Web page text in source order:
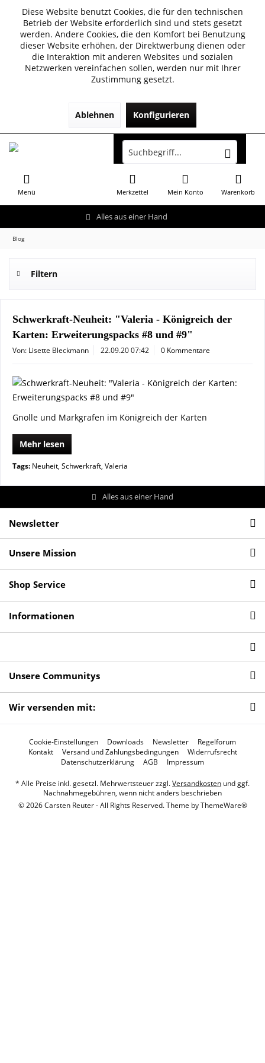
Diese Website benutzt Cookies, die für den technischen
Betrieb der Website erforderlich sind und stets gesetzt
werden. Andere Cookies, die den Komfort bei Benutzung
dieser Website erhöhen, der Direktwerbung dienen oder
die Interaktion mit anderen Websites und sozialen
Netzwerken vereinfachen sollen, werden nur mit Ihrer
Zustimmung gesetzt.
Ablehnen Konfigurieren
Alles aus einer Hand
Menü Warenkorb
Merkzettel Mein Konto
Blog
Filtern
Schwerkraft-Neuheit: "Valeria - Königreich der
Karten: Erweiterungspacks #8 und #9"
Von: Lisette Bleckmann 22.09.20 07:42 0 Kommentare
Gnolle und Markgrafen im Königreich der Karten
Mehr lesen
Tags: Neuheit, Schwerkraft, Valeria
Alles aus einer Hand
Newsletter
Unsere Mission
Shop Service
Informationen
Unsere Communitys
Wir versenden mit:
Cookie-Einstellungen Downloads Newsletter
Regelforum
Kontakt
Versand und Zahlungsbedingungen
Widerrufsrecht
Datenschutzerklärung
AGB Impressum
* Alle Preise inkl. gesetzl. Mehrwertsteuer zzgl.Versandkosten und ggf.
Nachnahmegebühren, wenn nicht anders beschrieben
© 2026 Carsten Reuter - All Rights Reserved. Theme byThemeWare®